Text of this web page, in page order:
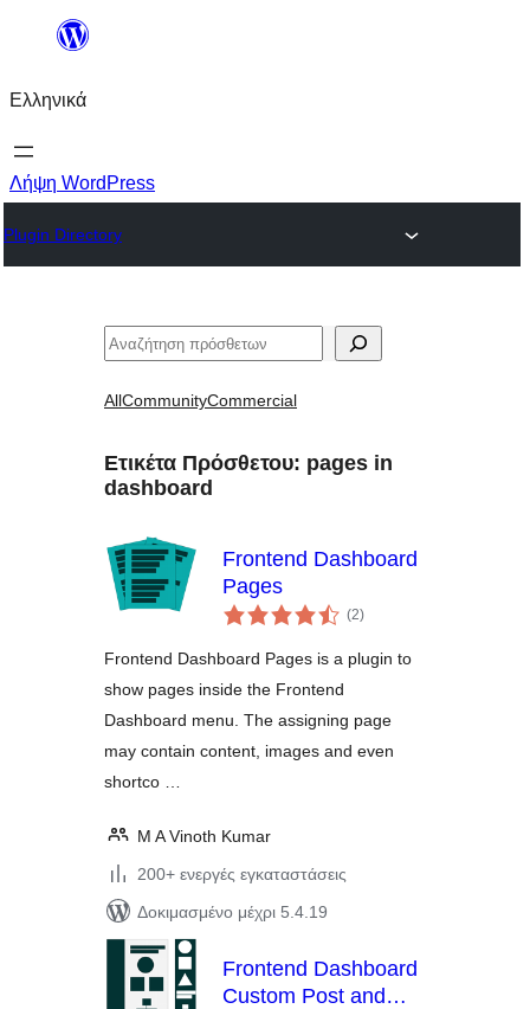
Μετάβαση
περιεχόμενο
Ελληνικά
Λήψη WordPress
Plugin Directory
Αναζήτηση
AllCommunityCommercial
Ετικέτα Πρόσθετου: pages in
dashboard
Frontend Dashboard
Pages
(2αξιολογήσεις
σύνολο
)
Frontend Dashboard Pages is a plugin to
show pages inside the Frontend
Dashboard menu. The assigning page
may contain content, images and even
shortco …
M A Vinoth Kumar
200+ ενεργές εγκαταστάσεις
Δοκιμασμένο μέχρι 5.4.19
Frontend Dashboard
Custom Post and